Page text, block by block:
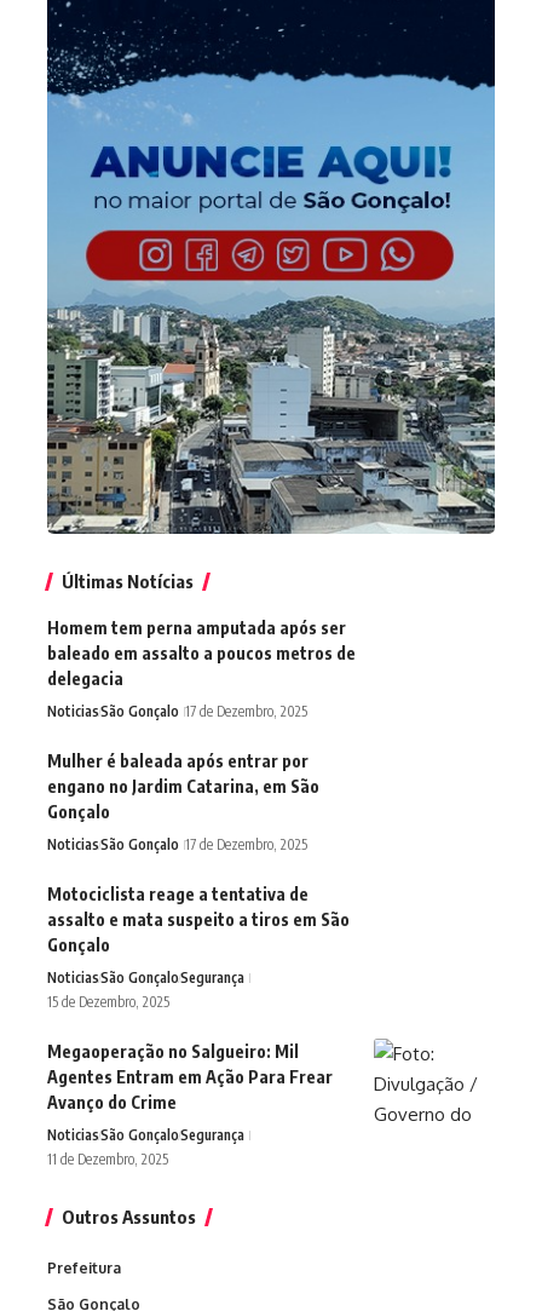
Últimas Notícias
Homem tem perna amputada após ser
baleado em assalto a poucos metros de
delegacia
NoticiasSão Gonçalo 17 de Dezembro, 2025
Mulher é baleada após entrar por
engano no Jardim Catarina, em São
Gonçalo
NoticiasSão Gonçalo 17 de Dezembro, 2025
Motociclista reage a tentativa de
assalto e mata suspeito a tiros em São
Gonçalo
NoticiasSão GonçaloSegurança
15 de Dezembro, 2025
Megaoperação no Salgueiro: Mil
Agentes Entram em Ação Para Frear
Avanço do Crime
NoticiasSão GonçaloSegurança
11 de Dezembro, 2025
Outros Assuntos
Prefeitura
São Gonçalo